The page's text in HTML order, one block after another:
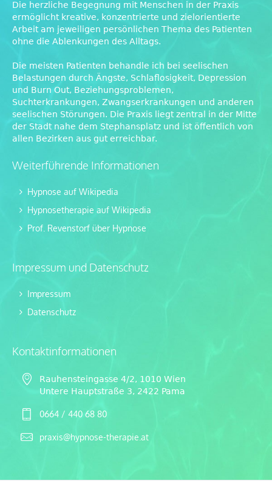
Die herzliche Begegnung mit Menschen in der Praxis
ermöglicht kreative, konzentrierte und zielorientierte
Arbeit am jeweiligen persönlichen Thema des Patienten
ohne die Ablenkungen des Alltags.
Die meisten Patienten behandle ich bei seelischen
Belastungen durch Ängste, Schlaflosigkeit, Depression
und Burn Out, Beziehungsproblemen,
Suchterkrankungen, Zwangserkrankungen und anderen
seelischen Störungen. Die Praxis liegt zentral in der Mitte
der Stadt nahe dem Stephansplatz und ist öffentlich von
allen Bezirken aus gut erreichbar.
Weiterführende Informationen
Hypnose auf Wikipedia
Hypnosetherapie auf Wikipedia
Prof. Revenstorf über Hypnose
Impressum und Datenschutz
Impressum
Datenschutz
Kontaktinformationen
Rauhensteingasse 4/2, 1010 Wien
Untere Hauptstraße 3, 2422 Pama
0664 / 440 68 80
praxis@hypnose-therapie.at